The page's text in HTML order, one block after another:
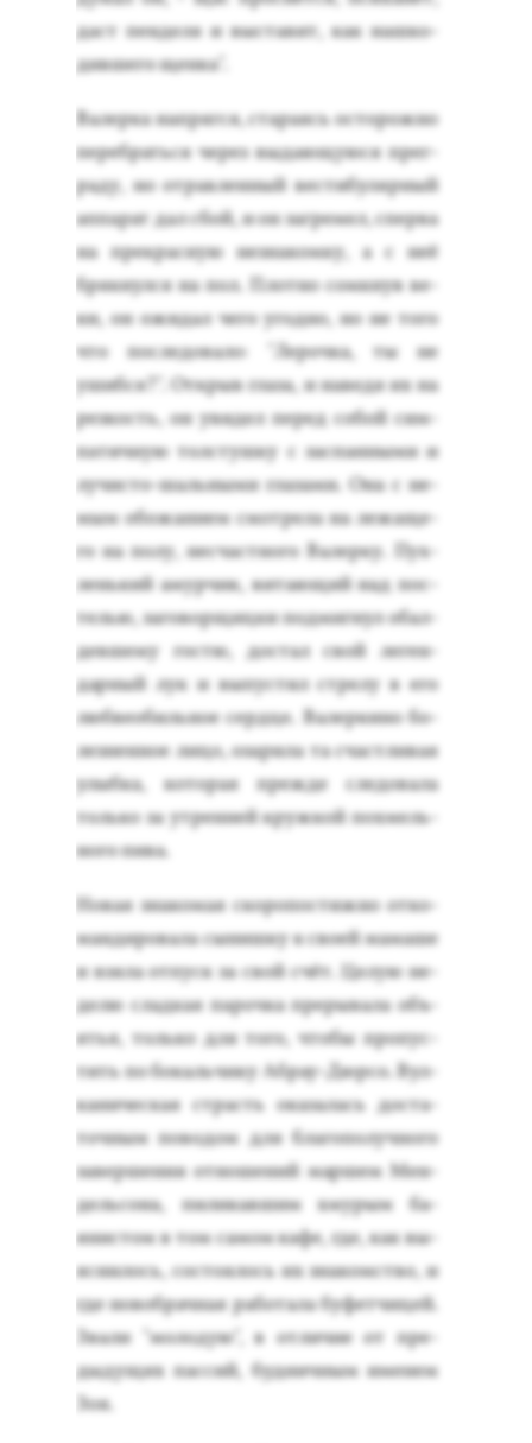
даст пен­де­ля и выс­та­вит, как наш­ко­
див­ше­го щен­ка".
Ва­лер­ка нап­рягся, ста­ра­ясь ос­то­рож­но
пе­реб­рать­ся че­рез вы­да­ющу­юся прег­
ра­ду, но от­равлен­ный вес­ти­буляр­ный
ап­па­рат дал сбой, и он заг­ре­мел, спер­ва
на прек­расную нез­на­ком­ку, а с неё
бряк­нулся на пол. Плот­но сом­кнув ве­
ки, он ожи­дал че­го угод­но, но не то­го
что пос­ле­дова­ло: "Ле­роч­ка, ты не
ушиб­ся?". От­крыв гла­за, и на­ведя их на
рез­кость, он уви­дел пе­ред со­бой сим­
па­тич­ную тол­стуш­ку с зас­панны­ми и
лу­чис­то-шаль­ны­ми гла­зами. Она с не­
мым обо­жани­ем смот­ре­ла на ле­жаще­
го на по­лу, нес­час­тно­го Ва­лер­ку. Пух­
лень­кий амур­чик, ви­та­ющий над пос­
телью, за­говор­щицки под­мигнул обал­
девше­му гос­тю, дос­тал свой ле­ген­
дарный лук и вы­пус­тил стре­лу в его
люб­ве­обиль­ное сер­дце. Ва­лер­ки­но бо­
лез­ненное ли­цо, оза­рила та счас­тли­вая
улыб­ка, ко­торая преж­де сле­дова­ла
толь­ко за ут­ренней круж­кой пох­мель­
но­го пи­ва.
Но­вая зна­комая ско­ропос­тижно от­ко­
ман­ди­рова­ла сы­ниш­ку к сво­ей ма­маше
и взя­ла от­пуск за свой счёт. Це­лую не­
делю слад­кая па­роч­ка пре­рыва­ла объ­
ятья, толь­ко для то­го, что­бы про­пус­
тить по бо­каль­чи­ку Аб­рау-Дюр­со. Вул­
ка­ничес­кая страсть ока­залась дос­та­
точ­ным по­водом для бла­гопо­луч­но­го
за­вер­ше­ния от­но­шений мар­шем Мен­
дель­со­на, пи­ликав­шим хму­рым ба­
янис­том в том са­мом ка­фе, где, как вы­
яс­ни­лось, сос­то­ялось их зна­комс­тво, и
где но­воб­рачная ра­бота­ла бу­фет­чи­цей.
Зва­ли "мо­лодую", в от­ли­чие от пре­
дыду­щих пас­сий, буд­ничным име­нем
Зоя.